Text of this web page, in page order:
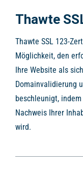
Thawte
Thawte SSL 123-
Möglichkeit, den
Ihre Website als
Domainvalidierung
beschleunigt,
Nachweis Ihrer
wird.